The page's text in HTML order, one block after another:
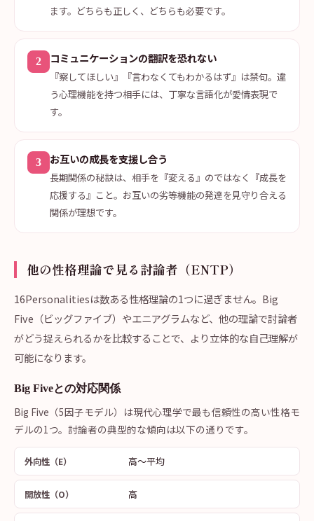
ます。どちらも正しく、どちらも必要です。
2 コミュニケーションの翻訳を恐れない
『察してほしい』『言わなくてもわかるはず』は禁句。違
う心理機能を持つ相手には、丁寧な言語化が愛情表現で
す。
3 お互いの成長を支援し合う
長期関係の秘訣は、相手を『変える』のではなく『成長を
応援する』こと。お互いの劣等機能の発達を見守り合える
関係が理想です。
他の性格理論で見る討論者（ENTP）
16Personalitiesは数ある性格理論の1つに過ぎません。Big
Five（ビッグファイブ）やエニアグラムなど、他の理論で討論者
がどう捉えられるかを比較することで、より立体的な自己理解が
可能になります。
Big Fiveとの対応関係
Big Five（5因子モデル）は現代心理学で最も信頼性の高い性格モ
デルの1つ。討論者の典型的な傾向は以下の通りです。
外向性（E） 高〜平均
開放性（O） 高